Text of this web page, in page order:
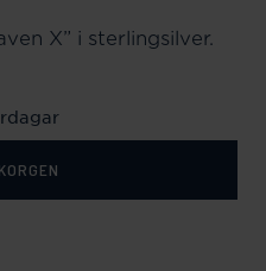
X” i sterlingsilver.